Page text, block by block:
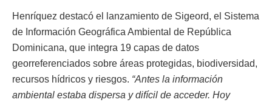
Henríquez destacó el lanzamiento de Sigeord, el Sistema
de Información Geográfica Ambiental de República
Dominicana, que integra 19 capas de datos
georreferenciados sobre áreas protegidas, biodiversidad,
recursos hídricos y riesgos. “Antes la información
ambiental estaba dispersa y difícil de acceder. Hoy